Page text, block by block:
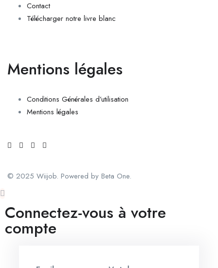
Contact
Télécharger notre livre blanc
Mentions légales
Conditions Générales d’utilisation
Mentions légales
© 2025 Wiijob. Powered by Beta One.
Connectez-vous à votre
compte